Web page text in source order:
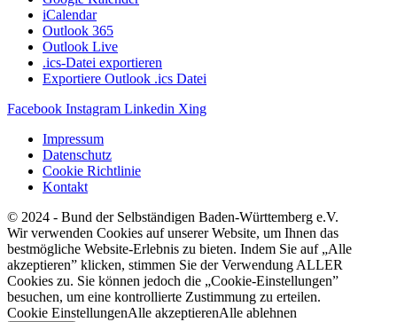
iCalendar
Outlook 365
Outlook Live
.ics-Datei exportieren
Exportiere Outlook .ics Datei
Facebook Instagram Linkedin Xing
Impressum
Datenschutz
Cookie Richtlinie
Kontakt
© 2024 - Bund der Selbständigen Baden-Württemberg e.V.
Wir verwenden Cookies auf unserer Website, um Ihnen das
bestmögliche Website-Erlebnis zu bieten. Indem Sie auf „Alle
akzeptieren” klicken, stimmen Sie der Verwendung ALLER
Cookies zu. Sie können jedoch die „Cookie-Einstellungen”
besuchen, um eine kontrollierte Zustimmung zu erteilen.
Cookie EinstellungenAlle akzeptierenAlle ablehnen